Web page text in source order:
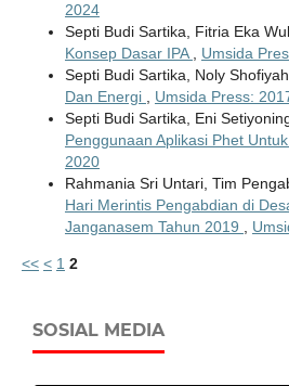
2024
Septi Budi Sartika, Fitria Eka
Konsep Dasar IPA , Umsida
Septi Budi Sartika, Noly
Dan Energi , Umsida Press:
Septi Budi Sartika, Eni
Penggunaan Aplikasi Phet
2020
Rahmania Sri Untari, Tim
Hari Merintis Pengabdian di
Janganasem Tahun 2019 ,
<< < 1 2
SOSIAL MEDIA